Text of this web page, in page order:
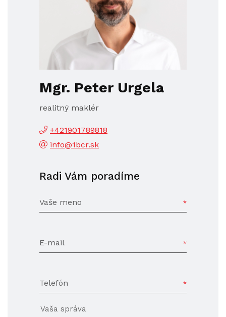
Mgr. Peter Urgela
realitný maklér
+421901789818
info@1bcr.sk
Radi Vám poradíme
Vaše meno
E-mail
Telefón